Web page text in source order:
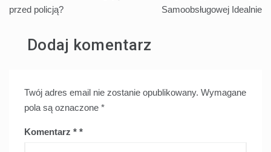
wpisu
przed policją?
Samoobsługowej Idealnie
Dodaj komentarz
Twój adres email nie zostanie opublikowany. Wymagane
pola są oznaczone *
Komentarz *